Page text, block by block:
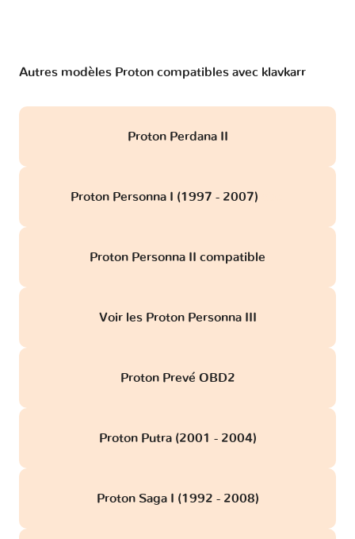
Autres modèles Proton compatibles avec klavkarr
Proton Perdana II
Proton Personna I (1997 - 2007)
Proton Personna II compatible
Voir les Proton Personna III
Proton Prevé OBD2
Proton Putra (2001 - 2004)
Proton Saga I (1992 - 2008)